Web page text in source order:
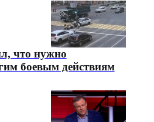
что нужно
боевым действиям